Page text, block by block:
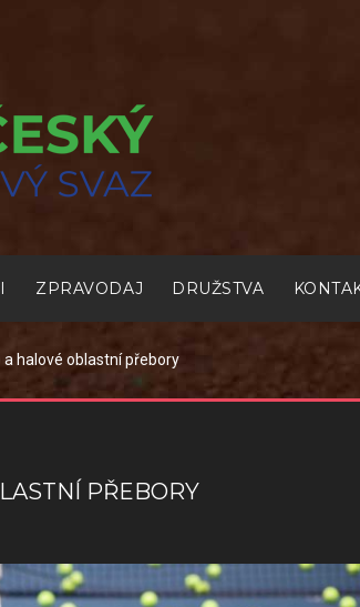
ZPRAVODAJ DRUŽSTVA
halové oblastní přebory
PŘEBORY